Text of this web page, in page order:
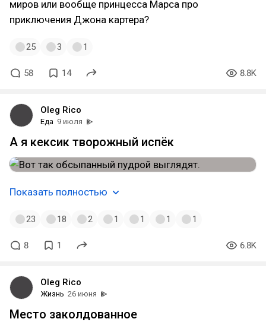
миров или вообще принцесса Марса про
приключения Джона картера?
25 3 1
58 14 8.8K
Oleg Rico
Еда 9 июля
А я кексик творожный испёк
Показать полностью
23 18 2 1 1 1 1
8 1 6.8K
Oleg Rico
Жизнь 26 июня
Место заколдованное